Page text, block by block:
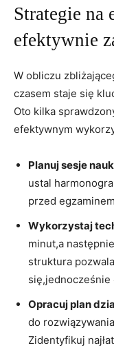
Strategie na
efektywnie
W obliczu
czasem staje się
Oto kilka
⁢efektywnym
Planuj sesje
ustal
przed⁢
Wykorzystaj
minut,a
struktura
się,jednocześnie
Opracuj plan
do
Zidentyfikuj